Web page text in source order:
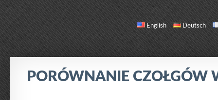
English Deutsch
PORÓWNANIE CZOŁGÓW